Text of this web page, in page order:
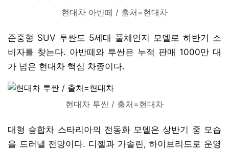
현대차 아반떼 / 출처=현대차
준중형 SUV 투싼도 5세대 풀체인지 모델로 하반기 소
비자를 찾는다. 아반떼와 투싼은 누적 판매 1000만 대
가 넘은 현대차 핵심 차종이다.
현대차 투싼 / 출처=현대차
대형 승합차 스타리아의 전동화 모델은 상반기 중 모습
을 드러낼 전망이다. 디젤과 가솔린, 하이브리드로 운영